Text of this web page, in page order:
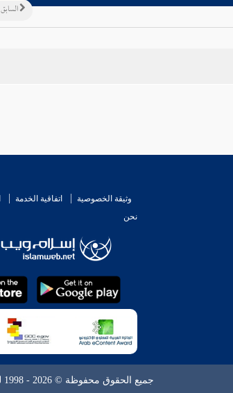
السابق
وثيقة الخصوصية اتفاقية الخدمة
نحن
جميع الحقوق محفوظة © 2026 - 1998 لشبكة إسلام ويب